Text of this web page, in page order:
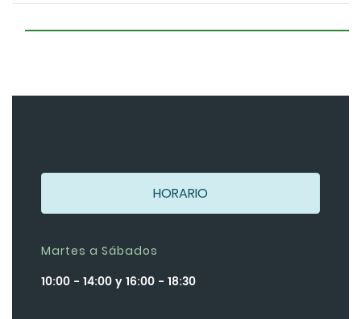
HORARIO
Martes a Sábados
10:00 - 14:00 y 16:00 - 18:30